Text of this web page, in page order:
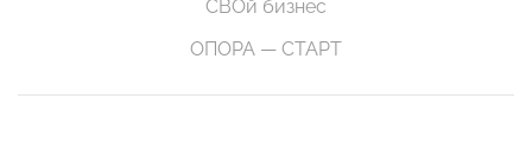
СВОй бизнес
ОПОРА — СТАРТ